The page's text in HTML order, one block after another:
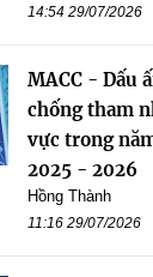
14:54 29/07/2026
MACC - Dấu
chống tham
vực trong
2025 - 2026
Hồng Thành
11:16 29/07/2026